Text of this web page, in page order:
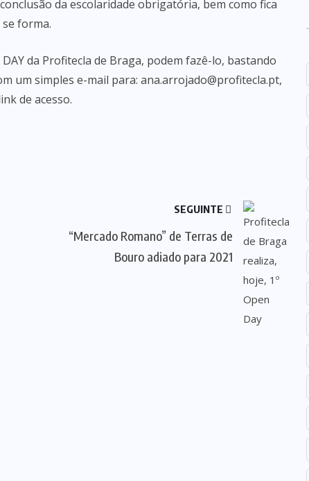
da escolaridade obrigatória, bem como fica
forma.
da Profitecla de Braga, podem fazê-lo, bastando
um simples e-mail para: ana.arrojado@profitecla.pt,
de acesso.
SEGUINTE
“Mercado Romano” de Terras de
Bouro adiado para 2021